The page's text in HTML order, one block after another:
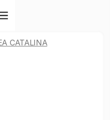
CATALINA